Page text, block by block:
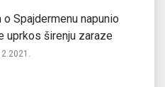
Spajdermenu napunio
uprkos širenju zaraze